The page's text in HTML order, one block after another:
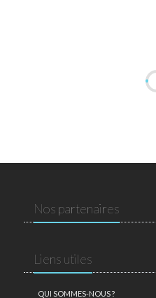
Nos partenaires
Liens utiles
QUI SOMMES-NOUS ?